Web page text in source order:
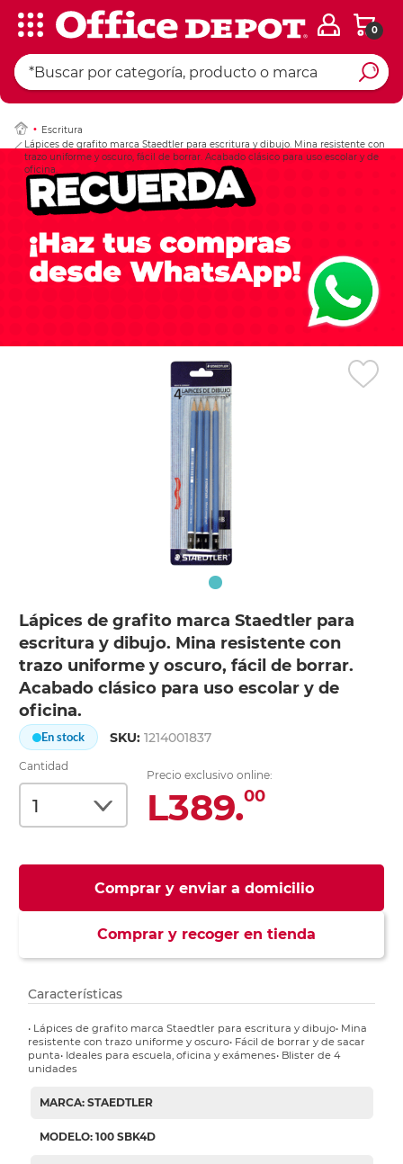
0
Escritura
Lápices de grafito marca Staedtler para escritura y dibujo. Mina resistente con
trazo uniforme y oscuro, fácil de borrar. Acabado clásico para uso escolar y de
oficina.
Lápices de grafito marca Staedtler para
escritura y dibujo. Mina resistente con
trazo uniforme y oscuro, fácil de borrar.
Acabado clásico para uso escolar y de
oficina.
En stock SKU:1214001837
Cantidad
Precio exclusivo online:
L389.00
Comprar y enviar a domicilio
Comprar y recoger en tienda
Ingresar Codigo
Características
• Lápices de grafito marca Staedtler para escritura y dibujo• Mina
resistente con trazo uniforme y oscuro• Fácil de borrar y de sacar
punta• Ideales para escuela, oficina y exámenes• Blister de 4
unidades
MARCA: STAEDTLER
MODELO: 100 SBK4D